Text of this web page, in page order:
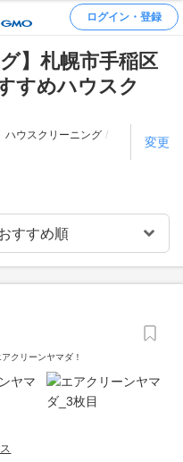
ログイン・登録
】札幌市手稲区
すめハウスク
ハウスクリーニング
変更
クリーンヤマダ！